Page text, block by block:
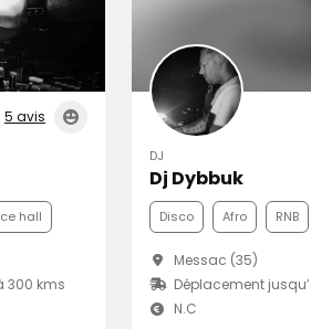
5 avis
hall
300 kms
DJ
Dj Dybbuk
Disco Afro RNB
Messac (35)
Déplacement
N.C